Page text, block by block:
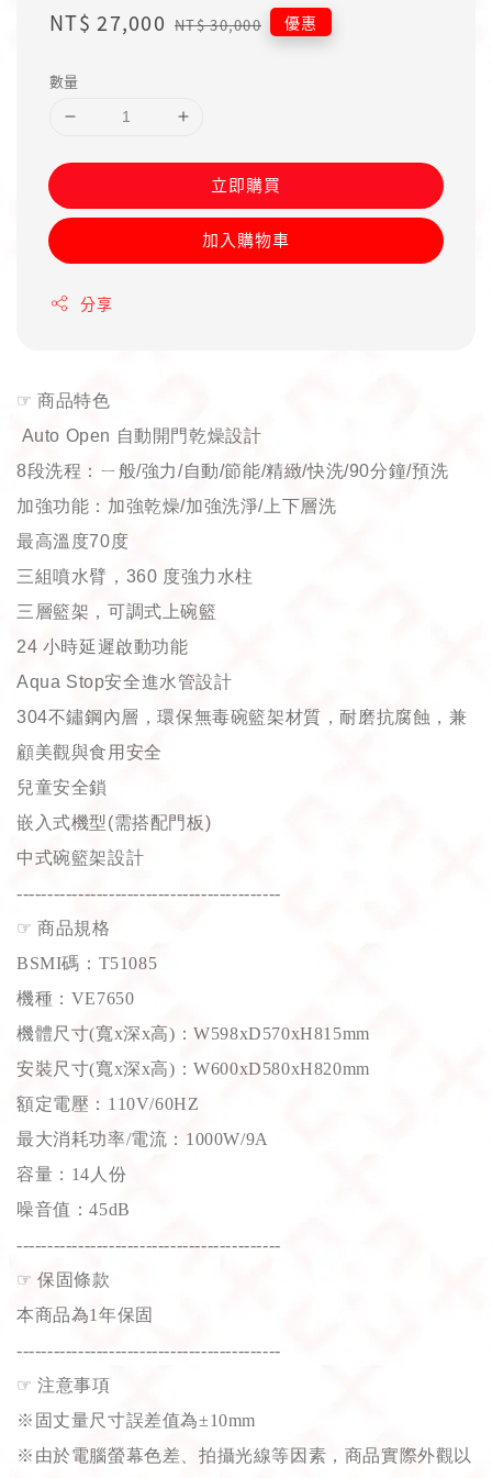
Sale
NT$ 27,000 Regular
NT$ 30,000 優惠
數量
立即購買
加入購物車
分享
☞ 商品特色
Auto Open 自動開門乾燥設計
8段洗程：ㄧ般/強力/自動/節能/精緻/快洗/90分鐘/預洗
加強功能：加強乾燥/加強洗淨/ 上下層洗
最高溫度70度
三組噴水臂， 360 度強力水柱
三層籃架，可調式上碗籃
24 小時延遲啟動功能
Aqua Stop安全進水管設計
304不鏽鋼內層，環保無毒碗籃架材質，耐磨抗腐蝕，兼
顧美觀與食用安全
兒童安全鎖
嵌入式機型(需搭配門板)
中式碗籃架設計
-------------------------------------------
☞ 商品規格
BSMI碼：T51085
機種：VE7650
機體尺寸(寬x深x高)：W598xD570xH815mm
安裝尺寸(寬x深x高)：W600xD580xH820mm
額定電壓：110V/60HZ
最大消耗功率/電流：1000W/9A
容量：14人份
噪音值：45dB
-------------------------------------------
☞ 保固條款
本商品為1年保固
-------------------------------------------
☞ 注意事項
※固丈量尺寸誤差值為±10mm
※由於電腦螢幕色差、拍攝光線等因素，商品實際外觀以